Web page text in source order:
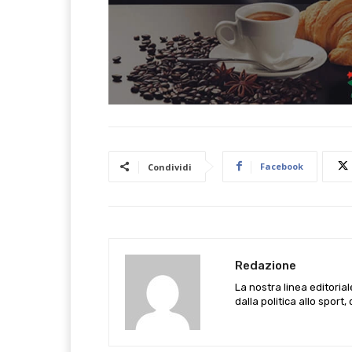
Condividi Facebook
Redazione
La nostra linea
dalla politica allo sport,